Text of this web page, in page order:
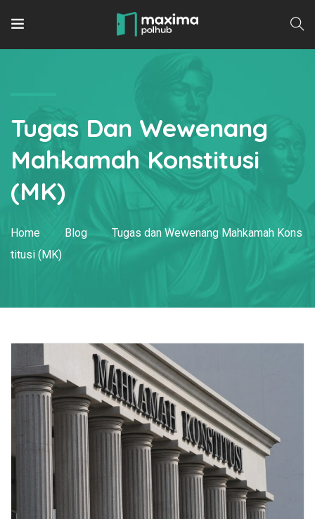
Tugas Dan Wewenang
Mahkamah Konstitusi
(MK)
Home Blog
Tugas dan Wewenang Mahkamah Kons
titusi (MK)